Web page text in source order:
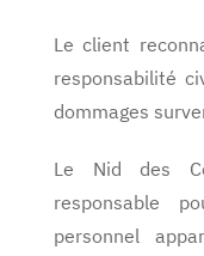
Le client
responsabilité
dommages
Le Nid des
responsable
personnel